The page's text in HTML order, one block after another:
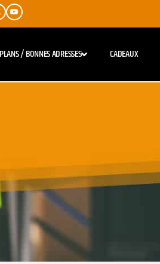
/ BONNES ADRESSES CADEAUX